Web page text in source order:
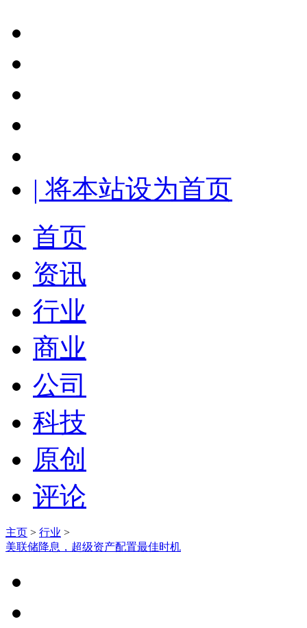
| 将本站设为首页
首页
资讯
行业
商业
公司
科技
原创
评论
主页 > 行业 >
美联储降息，超级资产配置最佳时机